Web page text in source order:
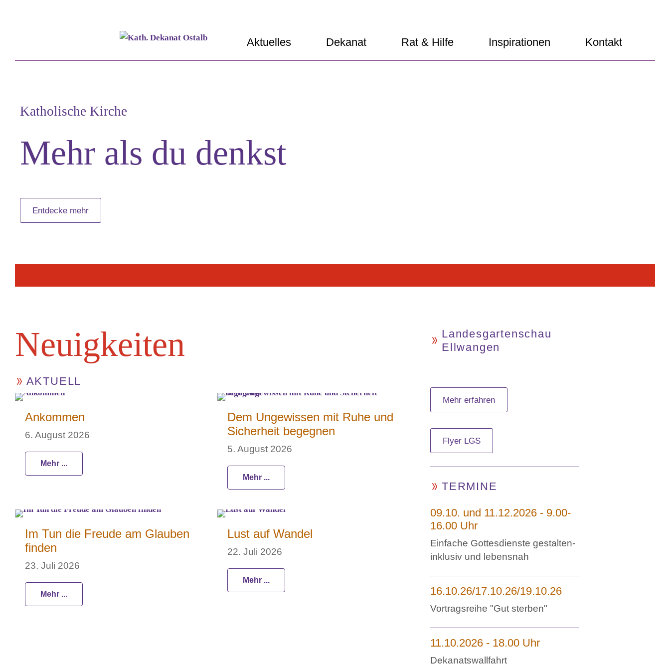
Aktuelles Dekanat Rat & Hilfe Inspirationen Kontakt
Katholische Kirche
Mehr als du denkst
Entdecke mehr
Neuig­keiten
AKTUELL
Ankommen
6. August 2026
Mehr ...
Dem Ungewissen mit Ruhe und
Sicherheit begegnen
5. August 2026
Mehr ...
Im Tun die Freude am Glauben
finden
23. Juli 2026
Mehr ...
Lust auf Wandel
22. Juli 2026
Mehr ...
Landesgartenschau
Ellwangen
Mehr erfahren
Flyer LGS
TERMINE
09.10. und 11.12.2026 - 9.00-
16.00 Uhr
Einfache Gottesdienste gestalten-
inklusiv und lebensnah
16.10.26/17.10.26/19.10.26
Vortragsreihe "Gut sterben"
11.10.2026 - 18.00 Uhr
Dekanatswallfahrt